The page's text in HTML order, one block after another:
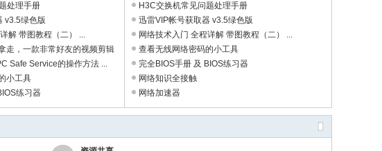
帖子发布规则，请仔细阅读
计算机技术论坛QQ交流群
处理手册
v3.5绿色版
解 带图教程（二） ...
走，一款非常好友的视频剪辑
Safe Service的操作方法 ...
小工具
练习器
H3C交换机常见问题处理手册
迅雷VIP帐号获取器 v3.5绿色版
网络技术入门 全程详解 带图教程（二） ...
查看无线网络密码的小工具
完全BIOS手册 及 BIOS练习器
网络知识全接触
网络加速器